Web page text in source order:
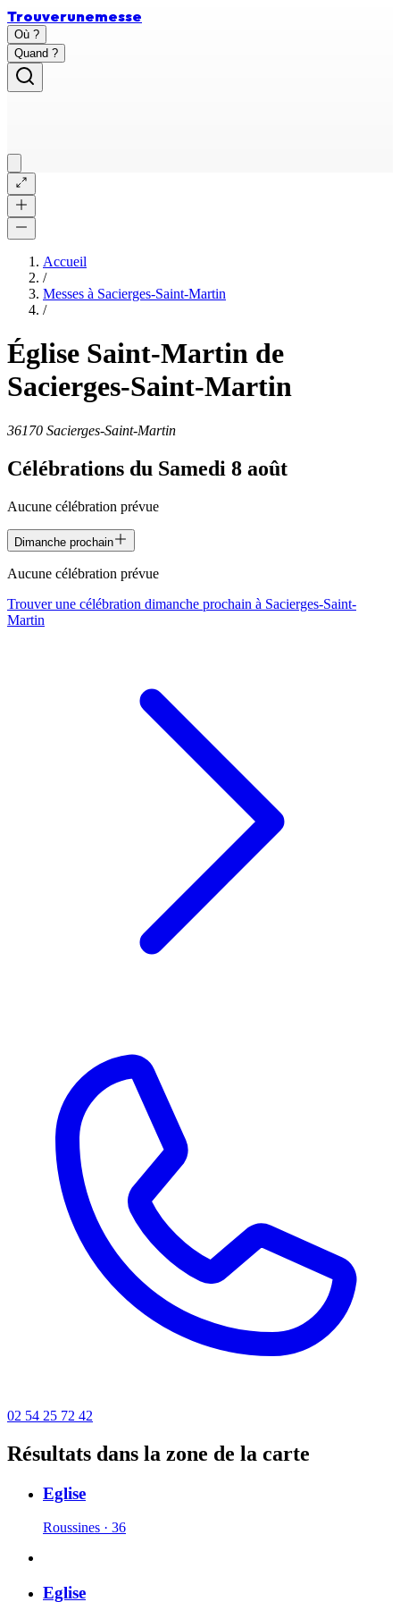
Trouverunemesse
Où ?
Quand ?
Accueil
/
Messes à Sacierges-Saint-Martin
/
Église Saint-Martin de
Sacierges-Saint-Martin
36170 Sacierges-Saint-Martin
Célébrations du Samedi 8 août
Aucune célébration prévue
Dimanche prochain
Aucune célébration prévue
Trouver une célébration dimanche prochain à Sacierges-Saint-
Martin
02 54 25 72 42
Résultats dans la zone de la carte
Eglise
Roussines · 36
Eglise